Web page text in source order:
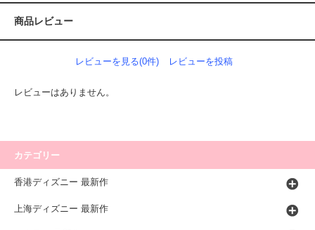
商品レビュー
レビューを見る(0件) レビューを投稿
レビューはありません。
カテゴリー
香港ディズニー 最新作
上海ディズニー 最新作